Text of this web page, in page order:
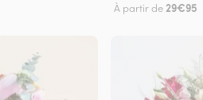
À partir de 29€95